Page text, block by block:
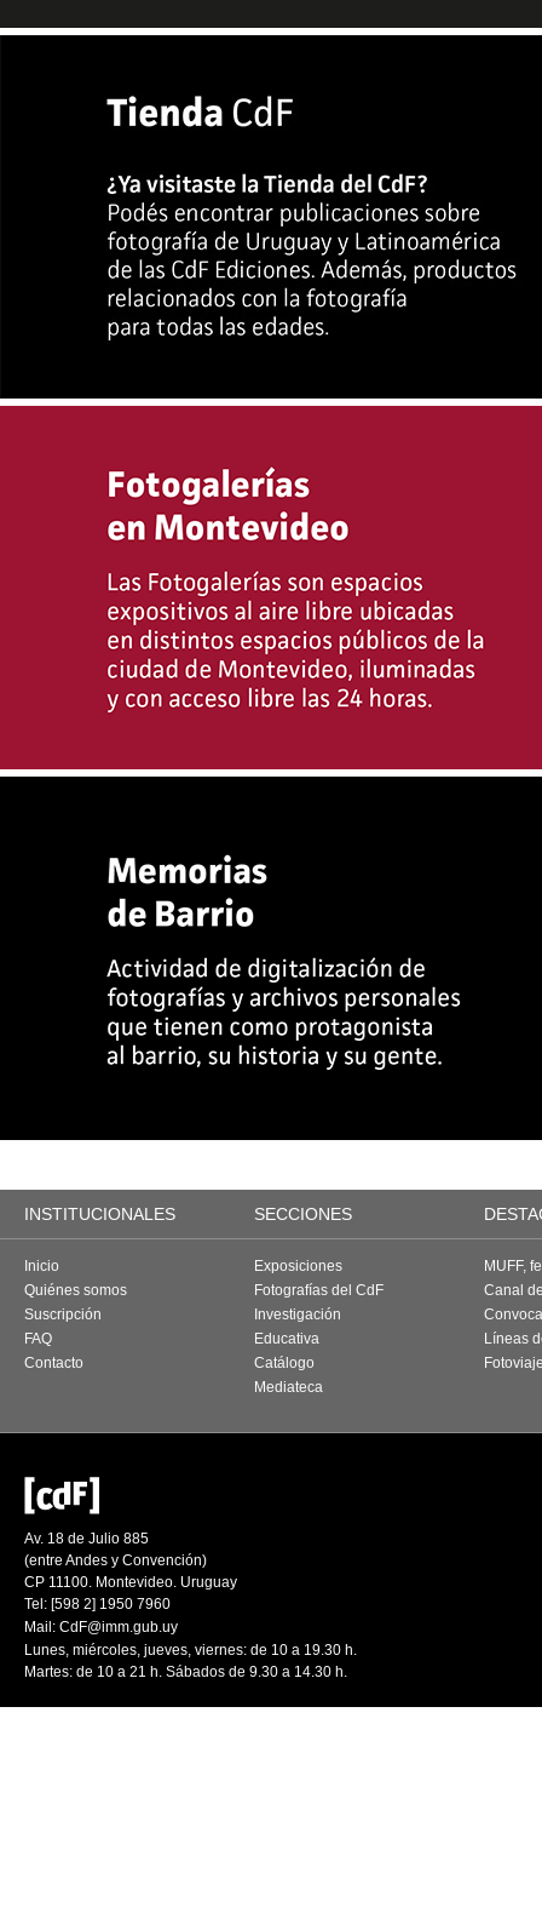
INSTITUCIONALES SECCIONES
Inicio
Quiénes somos
Suscripción
FAQ
Contacto
Exposiciones
Fotografías del CdF
Investigación
Educativa
Catálogo
Mediateca
MUFF,
Canal
Líneas
Av. 18 de Julio 885
(entre Andes y Convención)
CP 11100. Montevideo. Uruguay
Tel: [598 2] 1950 7960
Mail: CdF@imm.gub.uy
Lunes, miércoles, jueves, viernes: de 10 a 19.30 h.
Martes: de 10 a 21 h. Sábados de 9.30 a 14.30 h.